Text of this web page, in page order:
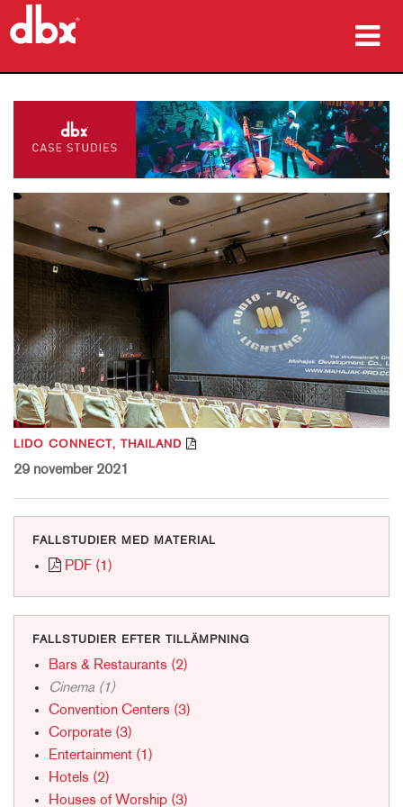
Fallstudier
var man kan köpa
utbildning
support
Språk/Region
LIDO CONNECT, THAILAND
29 november 2021
FALLSTUDIER MED MATERIAL
PDF (1)
FALLSTUDIER EFTER TILLÄMPNING
Bars & Restaurants (2)
Cinema (1)
Convention Centers (3)
Corporate (3)
Entertainment (1)
Hotels (2)
Houses of Worship (3)